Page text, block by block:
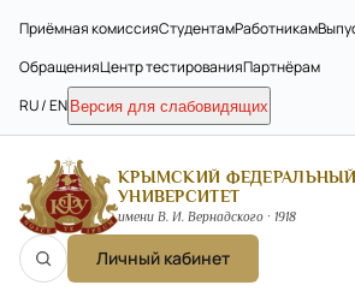
Приёмная комиссияСтудентамРаботникам
ОбращенияЦентр тестированияПартнёрам
RU / EN Версия для слабовидящих
КРЫМСКИЙ ФЕДЕРАЛЬНЫЙ
УНИВЕРСИТЕТ
имени В. И. Вернадского · 1918
Личный кабинет